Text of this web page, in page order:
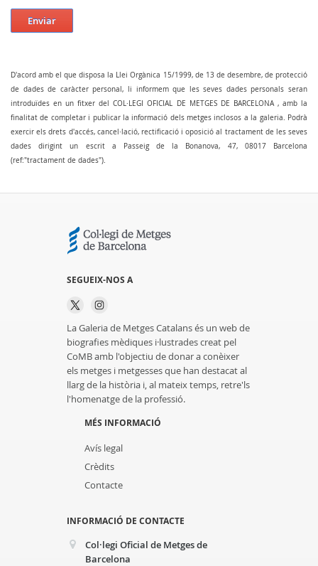
Enviar
D'acord amb el que disposa la Llei Orgànica 15/1999, de 13 de desembre, de protecció
de dades de caràcter personal, li informem que les seves dades personals seran
introduïdes en un fitxer del COL·LEGI OFICIAL DE METGES DE BARCELONA , amb la
finalitat de completar i publicar la informació dels metges inclosos a la galeria. Podrà
exercir els drets d'accés, cancel·lació, rectificació i oposició al tractament de les seves
dades dirigint un escrit a Passeig de la Bonanova, 47, 08017 Barcelona
(ref:"tractament de dades").
SEGUEIX-NOS A
La Galeria de Metges Catalans és un web de
biografies mèdiques i·lustrades creat pel
CoMB amb l'objectiu de donar a conèixer
els metges i metgesses que han destacat al
llarg de la història i, al mateix temps, retre'ls
l'homenatge de la professió.
MÉS INFORMACIÓ
Avís legal
Crèdits
Contacte
INFORMACIÓ DE CONTACTE
Col·legi Oficial de Metges de
Barcelona